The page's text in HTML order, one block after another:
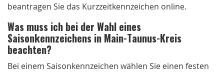
beantragen Sie das Kurzzeitkennzeichen online.
Was muss ich bei der Wahl eines
Saisonkennzeichens in Main-Taunus-Kreis
beachten?
Bei einem Saisonkennzeichen wählen Sie einen festen